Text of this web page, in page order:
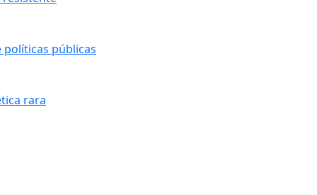
políticas públicas
rara